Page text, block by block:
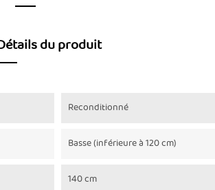
du produit
Reconditionné
Basse (inférieure à 120 cm)
140 cm